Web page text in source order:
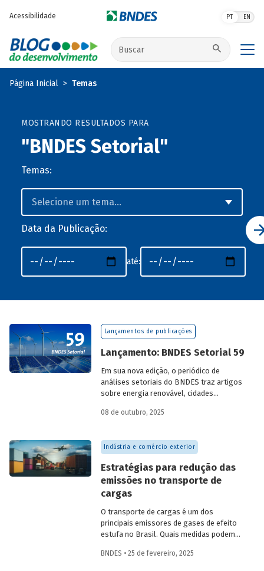
Acessibilidade PT EN
Buscar no site
Página Inicial Temas
MOSTRANDO RESULTADOS PARA
"BNDES Setorial"
Temas:
Data da Publicação:
até:
Lançamentos de publicações
Lançamento: BNDES Setorial 59
Em sua nova edição, o periódico de
análises setoriais do BNDES traz artigos
sobre energia renovável, cidades
urbanos (RSU) e exportação.
08 de outubro, 2025
Indústria e comércio exterior
Estratégias para redução das
emissões no transporte de
cargas
O transporte de cargas é um dos
principais emissores de gases de efeito
estufa no Brasil. Quais medidas podem
ambiental? Confira as estratégias que
BNDES • 25 de fevereiro, 2025